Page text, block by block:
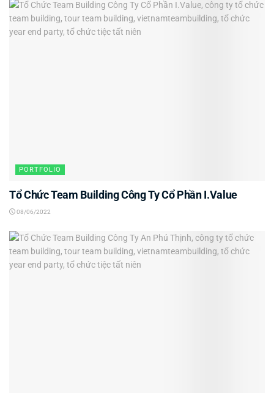
PORTFOLIO
Tổ Chức Team Building Công Ty Cổ Phần I.Value
08/06/2022